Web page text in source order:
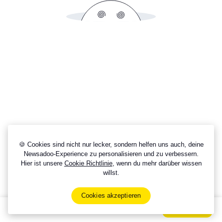
🍪 Cookies sind nicht nur lecker, sondern helfen uns auch, deine
Newsadoo-Experience zu personalisieren und zu verbessern.
Hier ist unsere Cookie Richtlinie, wenn du mehr darüber wissen
willst.
Cookies akzeptieren